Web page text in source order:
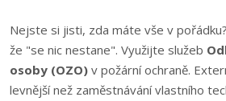
Nejste si jisti, zda máte vše v
že "se nic nestane". Využijte služeb
osoby (OZO) v požární ochraně.
levnější než zaměstnávání vlastního